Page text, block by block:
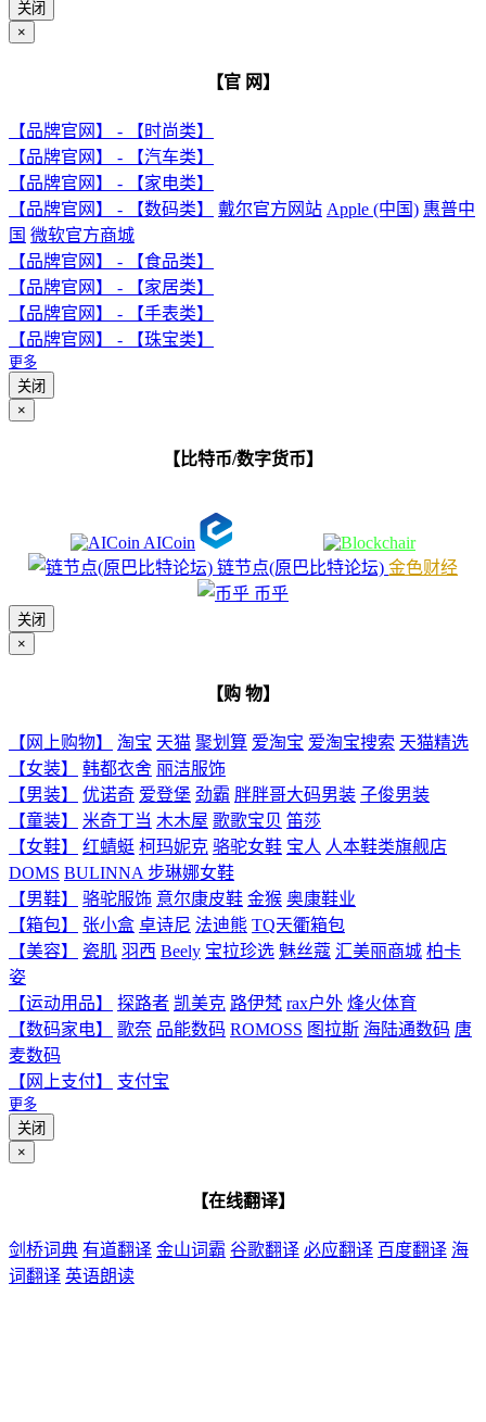
关闭
×
【官 网】
【品牌官网】 - 【时尚类】
【品牌官网】 - 【汽车类】
【品牌官网】 - 【家电类】
【品牌官网】 - 【数码类】
戴尔官方网站 Apple (中国) 惠普中
国 微软官方商城
【品牌官网】 - 【食品类】
【品牌官网】 - 【家居类】
【品牌官网】 - 【手表类】
【品牌官网】 - 【珠宝类】
更多
关闭
×
【比特币/数字货币】
AICoin
链节点(原巴比特论坛) 金色财经
币乎
关闭
×
【购 物】
【网上购物】 淘宝 天猫 聚划算 爱淘宝 爱淘宝搜索 天猫精选
【女装】
韩都衣舍 丽洁服饰
【男装】
优诺奇 爱登堡 劲霸 胖胖哥大码男装 子俊男装
【童装】
米奇丁当 木木屋 歌歌宝贝 笛莎
【女鞋】
红蜻蜓 柯玛妮克 骆驼女鞋 宝人 人本鞋类旗舰店
DOMS BULINNA 步琳娜女鞋
【男鞋】
骆驼服饰 意尔康皮鞋 金猴 奥康鞋业
【箱包】
张小盒 卓诗尼 法迪熊 TQ天衢箱包
【美容】
瓷肌 羽西 Beely 宝拉珍选 魅丝蔻 汇美丽商城 柏卡
姿
【运动用品】
探路者 凯美克 路伊梵 rax户外 烽火体育
【数码家电】
歌奈 品能数码 ROMOSS 图拉斯 海陆通数码 唐
麦数码
【网上支付】
支付宝
更多
关闭
×
【在线翻译】
剑桥词典 有道翻译 金山词霸 谷歌翻译 必应翻译 百度翻译 海
词翻译 英语朗读